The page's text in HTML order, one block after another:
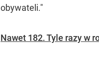
obywateli."
Nawet 182. Tyle razy w